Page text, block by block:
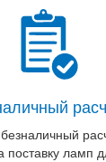
поставку ламп